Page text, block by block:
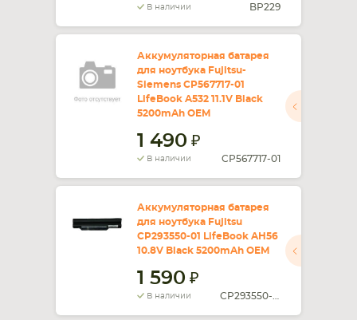
В наличии BP229
Аккумуляторная батарея
для ноутбука Fujitsu-
Siemens CP567717-01
LifeBook A532 11.1V Black
5200mAh OEM
1 490
В наличии CP567717-01
Аккумуляторная батарея
для ноутбука Fujitsu
CP293550-01 LifeBook AH56
10.8V Black 5200mAh OEM
1 590
В наличии